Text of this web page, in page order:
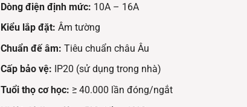
Dòng điện định mức: 10A – 16A
Kiểu lắp đặt: Âm tường
Chuẩn đế âm: Tiêu chuẩn châu Âu
Cấp bảo vệ: IP20 (sử dụng trong nhà)
Tuổi thọ cơ học: ≥ 40.000 lần đóng/ngắt